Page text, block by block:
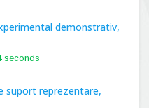
demonstrativ,
seconds
suport reprezentare,